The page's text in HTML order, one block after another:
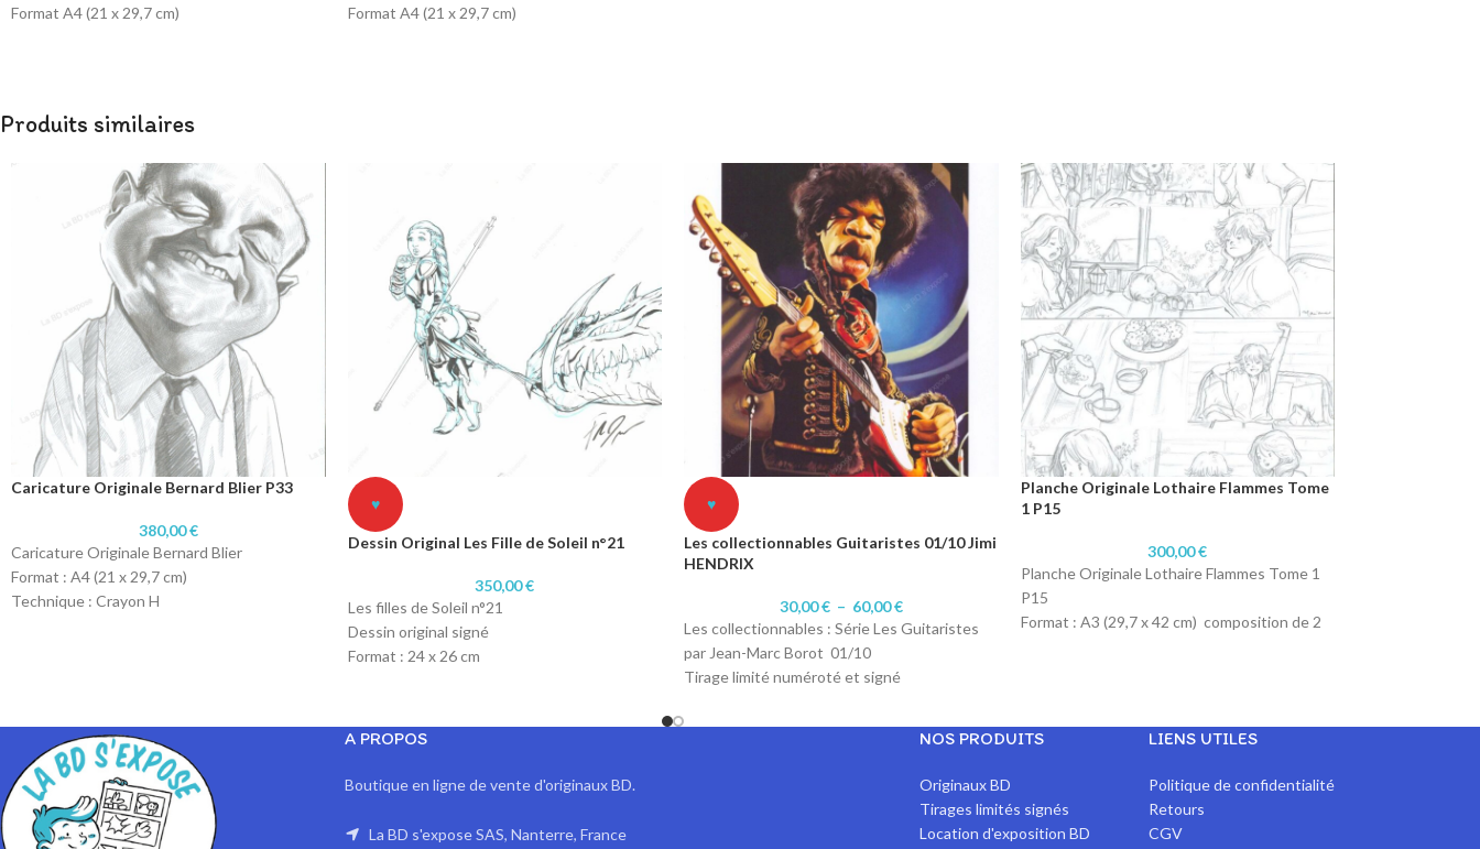
Format A4 (21 x 29,7 cm)
Format A4 (21 x 29,7 cm)
Produits similaires
Caricature Originale Bernard Blier P33
380,00€
Caricature Originale Bernard Blier
Format : A4 (21 x 29,7 cm)
Technique : Crayon H
♥
Dessin Original Les Fille de Soleil n°21
350,00€
Les filles de Soleil n°21
Dessin original signé
Format : 24 x 26 cm
♥
Les collectionnables Guitaristes 01/10 Jimi
HENDRIX
30,00€ – 60,00€
Les collectionnables : Série Les Guitaristes
par Jean-Marc Borot 01/10
Tirage limité numéroté et signé
10/10.
Format A3 : 10 exemplaires numérotés 1 à
Planche Originale Lothaire Flammes Tome
1 P15
300,00€
Planche Originale Lothaire Flammes Tome 1
P15
Format : A3 (29,7 x 42 cm) composition de 2
A PROPOS
Boutique en ligne de vente d'originaux BD.
La BD s'expose SAS, Nanterre, France
NOS PRODUITS
Originaux BD
Tirages limités signés
Location d'exposition BD
LIENS UTILES
Politique de confidentialité
Retours
CGV